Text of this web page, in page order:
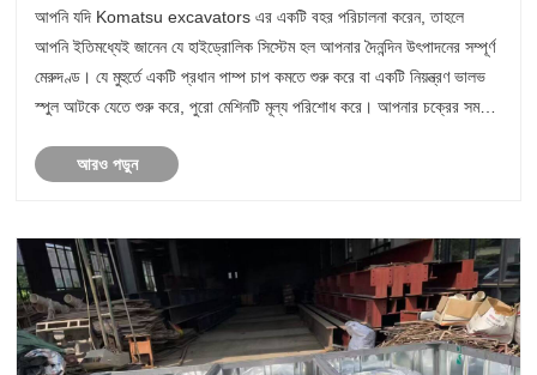
আপনি যদি Komatsu excavators এর একটি বহর পরিচালনা করেন, তাহলে
আপনি ইতিমধ্যেই জানেন যে হাইড্রোলিক সিস্টেম হল আপনার দৈনন্দিন উৎপাদনের সম্পূর্ণ
মেরুদণ্ড। যে মুহুর্তে একটি প্রধান পাম্প চাপ কমতে শুরু করে বা একটি নিয়ন্ত্রণ ভালভ
স্পুল আটকে যেতে শুরু করে, পুরো মেশিনটি মূল্য পরিশোধ করে। আপনার চক্রের সময়
আরও পড়ুন